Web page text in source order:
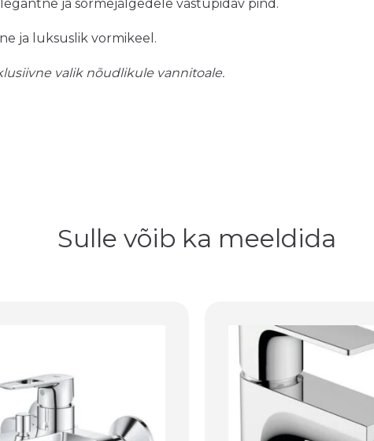
ja sõrmejälgedele vastupidav pind.
ja luksuslik vormikeel.
valik nõudlikule vannitoale.
Sulle võib ka meeldida